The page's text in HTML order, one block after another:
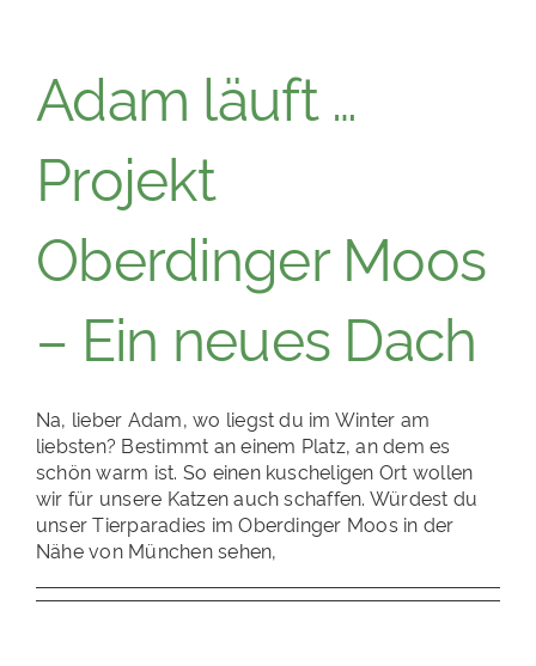
Adam läuft …
Projekt
Oberdinger Moos
– Ein neues Dach
Na, lieber Adam, wo liegst du im Winter am
liebsten? Bestimmt an einem Platz, an dem es
schön warm ist. So einen kuscheligen Ort wollen
wir für unsere Katzen auch schaffen. Würdest du
unser Tierparadies im Oberdinger Moos in der
Nähe von München sehen,